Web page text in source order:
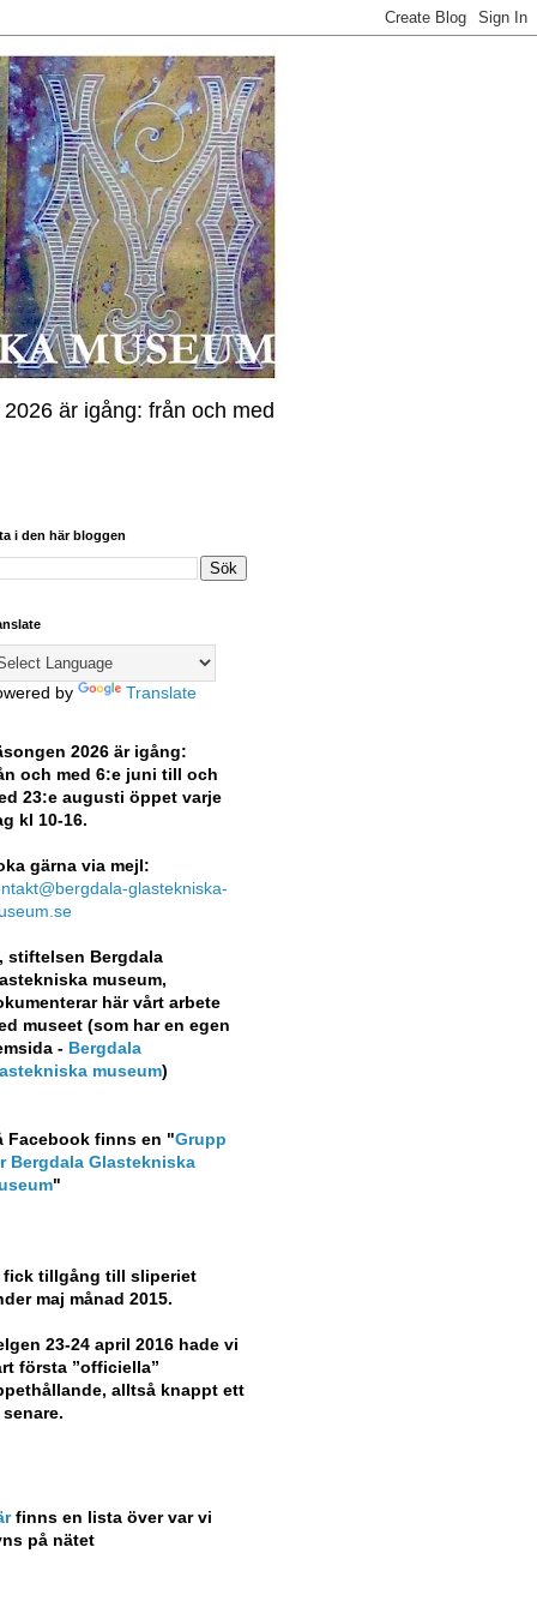
är igång: från och med
i den här bloggen
by Translate
2026 är igång:
och med 6:e juni till och
23:e augusti öppet varje
kl 10-16.
gärna via mejl:
glastekniska-
stiftelsen Bergdala
museum,
här vårt arbete
museet (som har en egen
- Bergdala
museum)
Facebook finns en "Grupp
Bergdala Glastekniska
"
fick tillgång till sliperiet
maj månad 2015.
23-24 april 2016 hade vi
första ”officiella”
alltså knappt ett
senare.
finns en lista över var vi
på nätet